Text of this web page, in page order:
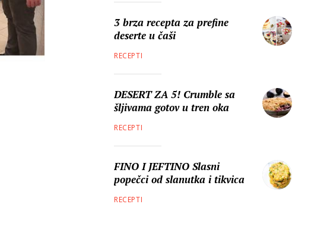
3 brza recepta za prefine
deserte u čaši
RECEPTI
DESERT ZA 5! Crumble sa
šljivama gotov u tren oka
RECEPTI
FINO I JEFTINO Slasni
popečci od slanutka i tikvica
RECEPTI